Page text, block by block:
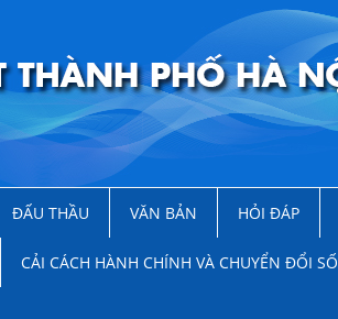
ĐẤU THẦU VĂN BẢN HỎI ĐÁP
CẢI CÁCH HÀNH CHÍNH VÀ CHUYỂN ĐỔI SỐ